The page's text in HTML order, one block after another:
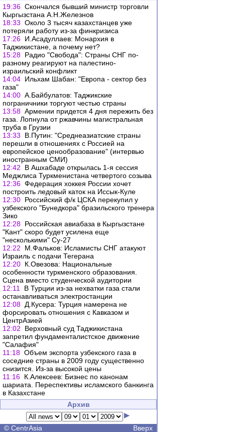
19:36 Скончался бывший министр торговли
Кыргызстана А.Н.Железнов
18:33 Около 3 тысяч казахстанцев уже
потеряли работу из-за финкризиса
17:26 И.Асадуллаев: Монархия в
Таджикистане, а почему нет?
15:28 Радио "Свобода": Страны СНГ по-
разному реагируют на палестино-
израильский конфликт
14:04 Ильхам Шабан: "Европа - сектор без
газа"
14:00 А.Байбулатов: Таджикские
пограничники торгуют честью страны
13:58 Армении придется 4 дня пережить без
газа. Лопнула от ржавчины магистральная
труба в Грузии
13:33
В.Путин: "Среднеазиатские страны
перешли в отношениях с Россией на
европейское ценообразование" (интервью
иностранным СМИ)
12:42
В Ашхабаде открылась 1-я сессия
Меджлиса Туркменистана четвертого созыва
12:36 Федерация хоккея России хочет
построить ледовый каток на Иссык-Куле
12:30 Российский ф/к ЦСКА перекупил у
узбекского "Бунедкора" бразильского тренера
Зико
12:28 Российская авиабаза в Кыргызстане
"Кант" скоро будет усилена еще
"несколькими" Су-27
12:22
М.Фальков: Исламисты СНГ атакуют
Израиль с подачи Тегерана
12:20 К.Овезова: Национальные
особенности туркменского образования.
Сцена вместо студенческой аудитории
12:11
В Турции из-за нехватки газа стали
останавливаться электростанции
12:08 Д.Кусера: Турция намерена не
форсировать отношения с Кавказом и
ЦентрАзией
12:02
Верховный суд Таджикистана
запретил фундаменталистское движение
"Салафия"
11:18 Объем экспорта узбекского газа в
соседние страны в 2009 году существенно
снизится. Из-за высокой цены
11:16 К.Алексеев: Бизнес по канонам
шариата. Переспективы исламского банкинга
в Казахстане
Архив
© CentrAsia Вверх